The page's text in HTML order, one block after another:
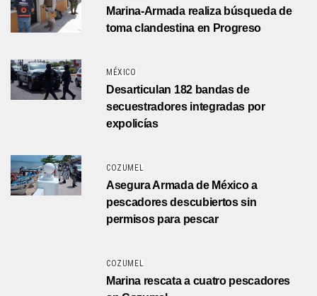
Marina-Armada realiza búsqueda de
toma clandestina en Progreso
MÉXICO
Desarticulan 182 bandas de
secuestradores integradas por
expolicías
COZUMEL
Asegura Armada de México a
pescadores descubiertos sin
permisos para pescar
COZUMEL
Marina rescata a cuatro pescadores